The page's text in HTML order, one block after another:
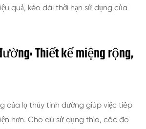
quả, kéo dài thời hạn sử dụng của
Thiết kế miệng rộng,
của lọ thủy tinh đường giúp việc tiếp
hơn. Cho dù sử dụng thìa, cốc đo